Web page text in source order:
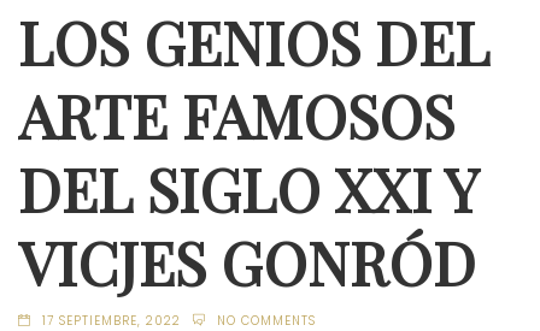
LOS GENIOS DEL
ARTE FAMOSOS
DEL SIGLO XXI Y
VICJES GONRÓD
17 SEPTIEMBRE, 2022 NO COMMENTS